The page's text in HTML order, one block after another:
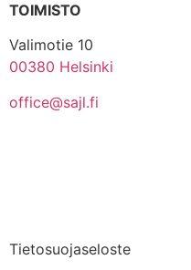
TOIMISTO
Valimotie 10
00380 Helsinki
office@sajl.fi
Tietosuojaseloste